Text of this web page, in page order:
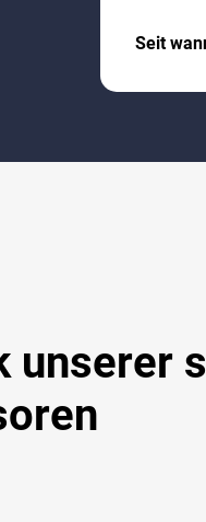
Seit
unserer